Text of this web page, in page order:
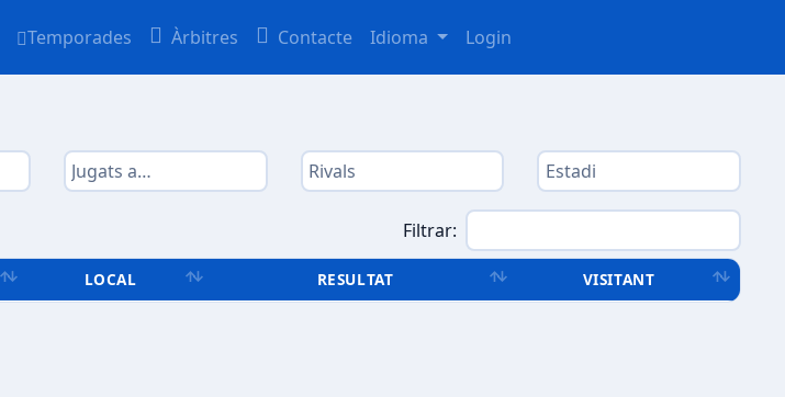
Temporades Àrbitres Contacte Idioma Login
Filtrar:
LOCAL RESULTAT VISITANT